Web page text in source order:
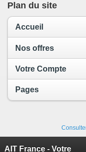
Plan du site
Accueil
Nos offres
Votre Compte
Pages
AIT France - Votre